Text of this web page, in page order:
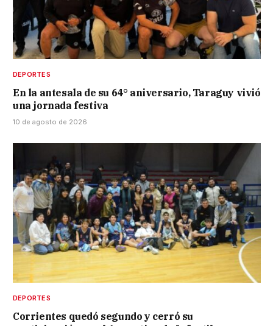
DEPORTES
En la antesala de su 64° aniversario, Taraguy vivió
una jornada festiva
10 de agosto de 2026
DEPORTES
Corrientes quedó segundo y cerró su